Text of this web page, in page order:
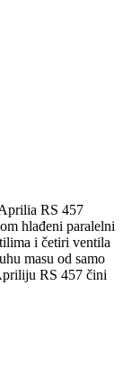
RS 457
hlađeni paralelni
i četiri ventila
masu od samo
RS 457 čini